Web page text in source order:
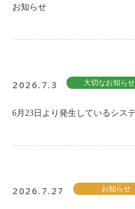
お知らせ
2026.7.3 大切なお知らせ
6月23日より発生しているシス
2026.7.27 お知らせ